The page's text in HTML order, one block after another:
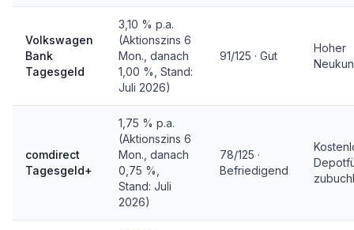
Volkswagen
Bank
Tagesgeld
3,10 % p.a.
(Aktionszins 6
Mon., danach
1,00 %, Stand:
Juli 2026)
91/125 · Gut
Hoher
comdirect
Tagesgeld+
1,75 % p.a.
(Aktionszins 6
Mon., danach
0,75 %,
Stand: Juli
2026)
78/125 ·
Befriedigend